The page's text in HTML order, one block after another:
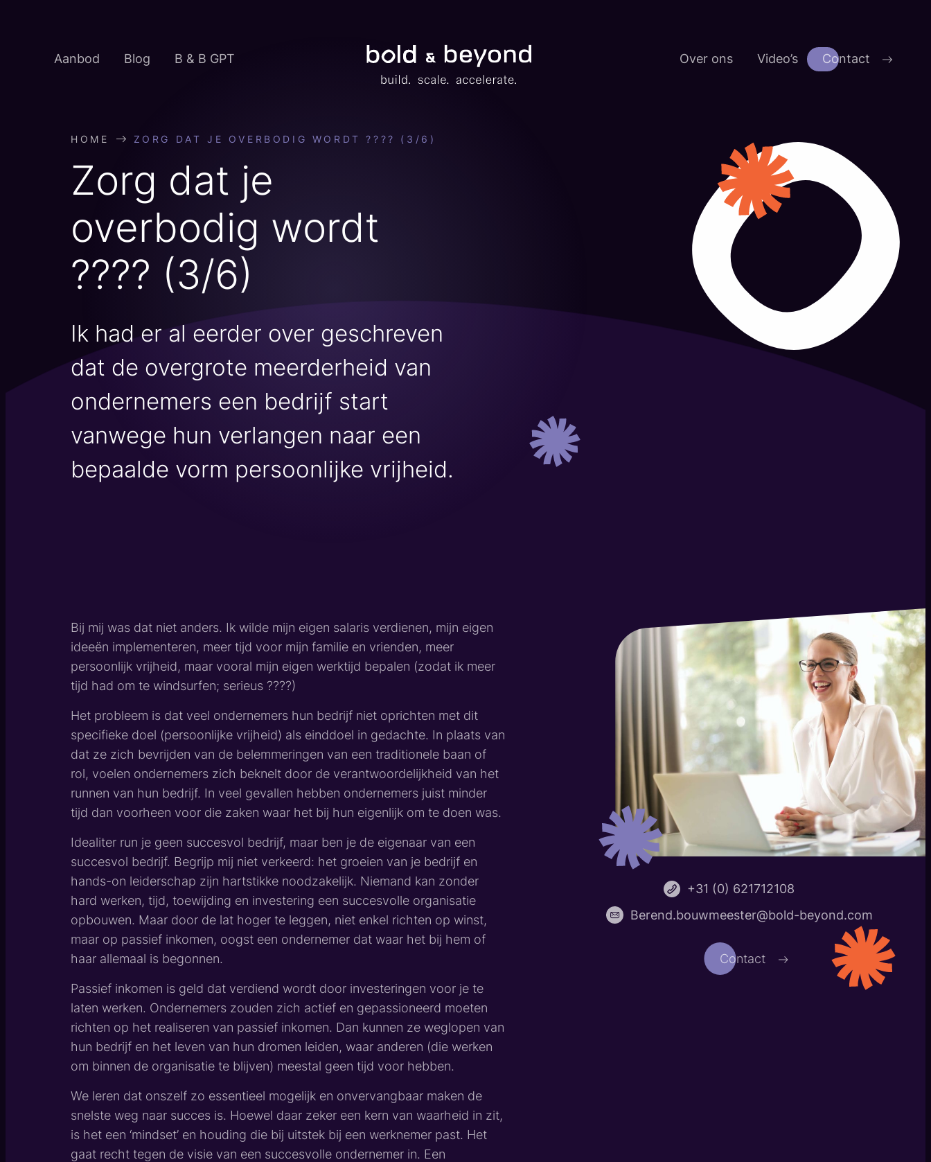
contentAanbod Blog B & B GPT
Beyond
Over ons Video’s Contact
HOME ZORG DAT JE OVERBODIG WORDT ???? (3/6)
Zorg dat je
overbodig wordt
???? (3/6)
Ik had er al eerder over geschreven
dat de overgrote meerderheid van
ondernemers een bedrijf start
vanwege hun verlangen naar een
bepaalde vorm persoonlijke vrijheid.
Bij mij was dat niet anders. Ik wilde mijn eigen salaris verdienen, mijn eigen
ideeën implementeren, meer tijd voor mijn familie en vrienden, meer
persoonlijk vrijheid, maar vooral mijn eigen werktijd bepalen (zodat ik meer
tijd had om te windsurfen; serieus ????)
Het probleem is dat veel ondernemers hun bedrijf niet oprichten met dit
specifieke doel (persoonlijke vrijheid) als einddoel in gedachte. In plaats van
dat ze zich bevrijden van de belemmeringen van een traditionele baan of
rol, voelen ondernemers zich beknelt door de verantwoordelijkheid van het
runnen van hun bedrijf. In veel gevallen hebben ondernemers juist minder
tijd dan voorheen voor die zaken waar het bij hun eigenlijk om te doen was.
Idealiter run je geen succesvol bedrijf, maar ben je de eigenaar van een
succesvol bedrijf. Begrijp mij niet verkeerd: het groeien van je bedrijf en
hands-on leiderschap zijn hartstikke noodzakelijk. Niemand kan zonder
hard werken, tijd, toewijding en investering een succesvolle organisatie
opbouwen. Maar door de lat hoger te leggen, niet enkel richten op winst,
maar op passief inkomen, oogst een ondernemer dat waar het bij hem of
haar allemaal is begonnen.
Passief inkomen is geld dat verdiend wordt door investeringen voor je te
laten werken. Ondernemers zouden zich actief en gepassioneerd moeten
richten op het realiseren van passief inkomen. Dan kunnen ze weglopen van
hun bedrijf en het leven van hun dromen leiden, waar anderen (die werken
om binnen de organisatie te blijven) meestal geen tijd voor hebben.
We leren dat onszelf zo essentieel mogelijk en onvervangbaar maken de
snelste weg naar succes is. Hoewel daar zeker een kern van waarheid in zit,
is het een ‘mindset’ en houding die bij uitstek bij een werknemer past. Het
gaat recht tegen de visie van een succesvolle ondernemer in. Een
+31 (0) 621712108
Berend.bouwmeester@bold-beyond.com
Contact